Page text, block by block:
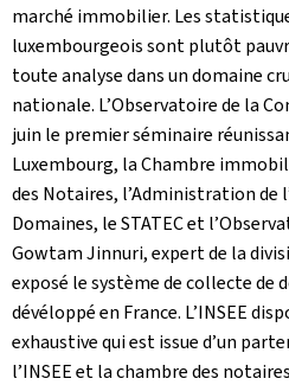
marché immobilier. Les
luxembourgeois sont plutôt
toute analyse dans un domaine
nationale. L’Observatoire de la
juin le premier séminaire
Luxembourg, la Chambre
des Notaires, l’Administration de
Domaines, le STATEC et
Gowtam Jinnuri, expert de la
exposé le système de collecte de
dévéloppé en France. L’INSEE
exhaustive qui est issue d’un
l’INSEE et la chambre des